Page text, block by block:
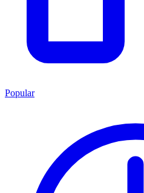
Popular